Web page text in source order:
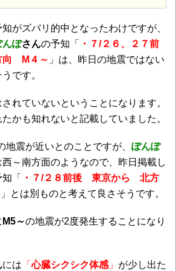
がズバリ的中となったわけですが、
んぽさんの予知「
・７/２６、２７前
M４～ 」は、昨日の地震ではない
です。
れていないということになります。
かも知れないと記載していました。
地震が近いとのことですが、 ぽんぽ
～南方面のようなので、昨日掲載し
「
・７/２８前後 東京から 北方
」とは別ものと考えて良さそうです。
M5～の地震が2度発生することになり
には 「心臓シクシク体感 」 が少し出た